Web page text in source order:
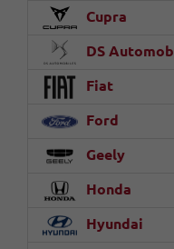
Cupra
DS
Fiat
Ford
Geely
Honda
Hyundai